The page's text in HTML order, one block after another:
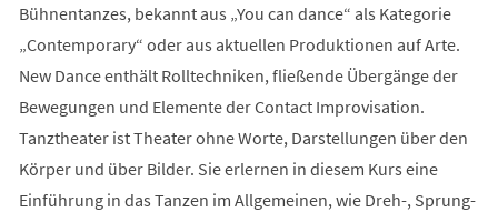
Bühnentanzes, bekannt aus „You can dance“ als Kategorie
„Contemporary“ oder aus aktuellen Produktionen auf Arte.
New Dance enthält Rolltechniken, fließende Übergänge der
Bewegungen und Elemente der Contact Improvisation.
Tanztheater ist Theater ohne Worte, Darstellungen über den
Körper und über Bilder. Sie erlernen in diesem Kurs eine
Einführung in das Tanzen im Allgemeinen, wie Dreh-, Sprung-